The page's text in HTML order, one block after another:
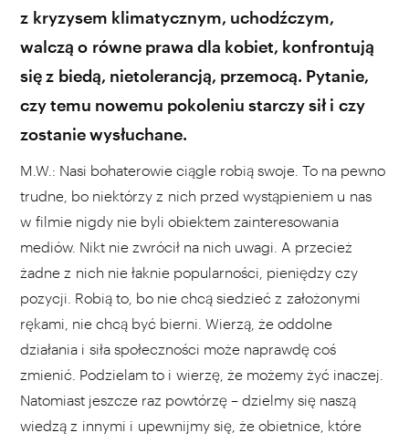
z kryzysem klimatycznym, uchodźczym,
walczą o równe prawa dla kobiet, konfrontują
się z biedą, nietolerancją, przemocą. Pytanie,
czy temu nowemu pokoleniu starczy sił i czy
zostanie wysłuchane.
M.W.: Nasi bohaterowie ciągle robią swoje. To na pewno
trudne, bo niektórzy z nich przed wystąpieniem u nas
w filmie nigdy nie byli obiektem zainteresowania
mediów. Nikt nie zwrócił na nich uwagi. A przecież
żadne z nich nie łaknie popularności, pieniędzy czy
pozycji. Robią to, bo nie chcą siedzieć z założonymi
rękami, nie chcą być bierni. Wierzą, że oddolne
działania i siła społeczności może naprawdę coś
zmienić. Podzielam to i wierzę, że możemy żyć inaczej.
Natomiast jeszcze raz powtórzę – dzielmy się naszą
wiedzą z innymi i upewnijmy się, że obietnice, które